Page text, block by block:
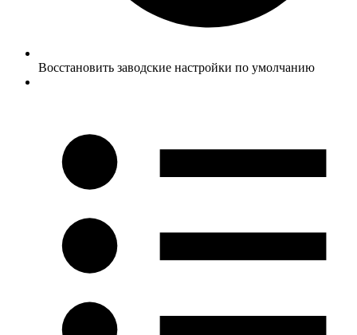
Восстановить заводские настройки по умолчанию